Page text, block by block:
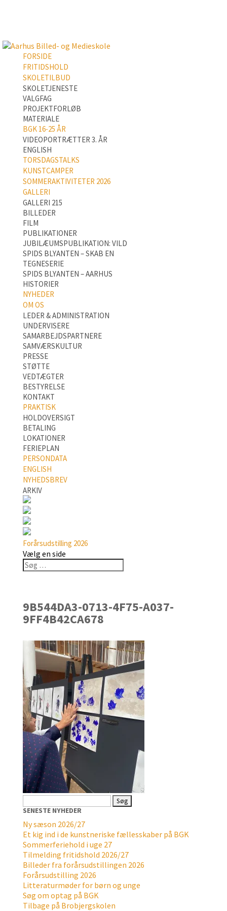
FORSIDE
FRITIDSHOLD
SKOLETILBUD
SKOLETJENESTE
VALGFAG
PROJEKTFORLØB
MATERIALE
BGK 16-25 ÅR
VIDEOPORTRÆTTER 3. ÅR
ENGLISH
TORSDAGSTALKS
KUNSTCAMPER
SOMMERAKTIVITETER 2026
GALLERI
GALLERI 215
BILLEDER
FILM
PUBLIKATIONER
JUBILÆUMSPUBLIKATION: VILD
SPIDS BLYANTEN – SKAB EN
TEGNESERIE
SPIDS BLYANTEN – AARHUS
HISTORIER
NYHEDER
OM OS
LEDER & ADMINISTRATION
UNDERVISERE
SAMARBEJDSPARTNERE
SAMVÆRSKULTUR
PRESSE
STØTTE
VEDTÆGTER
BESTYRELSE
KONTAKT
PRAKTISK
HOLDOVERSIGT
BETALING
LOKATIONER
FERIEPLAN
PERSONDATA
ENGLISH
NYHEDSBREV
ARKIV
Forårsudstilling 2026
Vælg en side
9B544DA3-0713-4F75-A037-
9FF4B42CA678
efter:
SENESTE NYHEDER
Ny sæson 2026/27
Et kig ind i de kunstneriske fællesskaber på BGK
Sommerferiehold i uge 27
Tilmelding fritidshold 2026/27
Billeder fra forårsudstillingen 2026
Forårsudstilling 2026
Litteraturmøder for børn og unge
Søg om optag på BGK
Tilbage på Brobjergskolen